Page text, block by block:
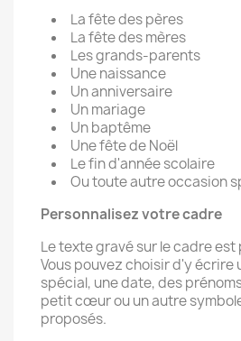
La fête des pères
La fête des mères
Les grands-parents
Une naissance
Un anniversaire
Un mariage
Un baptême
Une fête de Noël
Le fin d'année scolaire
Ou toute autre occasion
Personnalisez votre cadre
Le texte gravé sur le cadre
Vous pouvez choisir d'y écrire
spécial, une date, des
petit cœur ou un autre
proposés.